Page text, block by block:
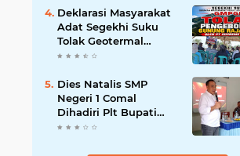
Deklarasi Masyarakat
Adat Segekhi Suku
Tolak Geotermal
Gunung Rajabasa,
Secara Hukum
Dies Natalis SMP
Negeri 1 Comal
Dihadiri Plt Bupati
Pemalang Nurkholis